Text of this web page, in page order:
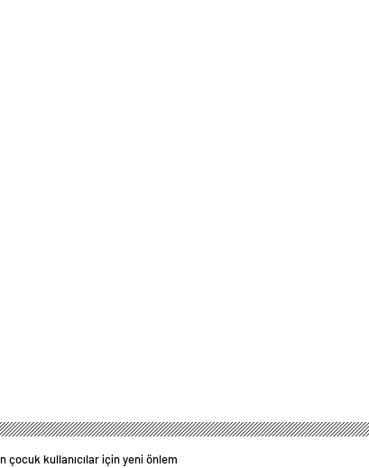
çocuk kullanıcılar için yeni önlem